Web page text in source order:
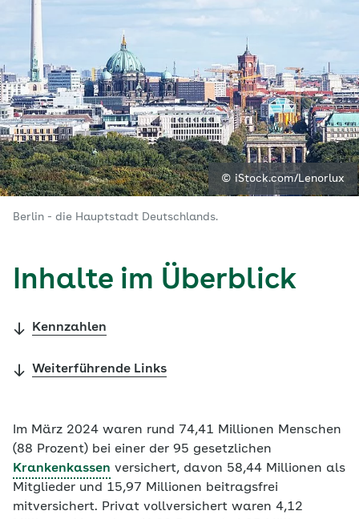
© iStock.com/Lenorlux
Berlin - die Hauptstadt Deutschlands.
Inhalte im Überblick
Kennzahlen
Weiterführende Links
Im März 2024 waren rund 74,41 Millionen Menschen
(88 Prozent) bei einer der 95 gesetzlichen
Krankenkassen versichert, davon 58,44 Millionen als
Mitglieder und 15,97 Millionen beitragsfrei
mitversichert. Privat vollversichert waren 4,12